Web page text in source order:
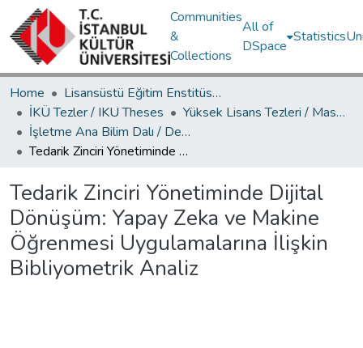
Communities
&
Collections
All of
DSpace
Statistics
Home
Lisansüstü Eğitim Enstitüsü / Postgraduate Education Institute
İKÜ Tezler / IKU Theses
Yüksek Lisans Tezleri / Master's Theses
İşletme Ana Bilim Dalı / Department of Business Administration
Tedarik Zinciri Yönetiminde Dijital Dönüşüm: Yapay Zeka ve Makine Öğrenmesi Uygulamalarına İlişkin Bibliyometrik Analiz
Tedarik Zinciri Yönetiminde Dijital
Dönüşüm: Yapay Zeka ve Makine
Öğrenmesi Uygulamalarına İlişkin
Bibliyometrik Analiz